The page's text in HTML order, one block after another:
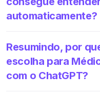
automaticamente?
Resumindo, por
escolha para
com o ChatGPT?